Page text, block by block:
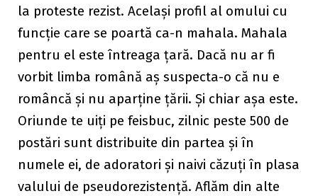
la proteste rezist. Același profil al omului cu
funcție care se poartă ca-n mahala. Mahala
pentru el este întreaga țară. Dacă nu ar fi
vorbit limba română aș suspecta-o că nu e
româncă și nu aparține țării. Și chiar așa este.
Oriunde te uiți pe feisbuc, zilnic peste 500 de
postări sunt distribuite din partea și în
numele ei, de adoratori și naivi căzuți în plasa
valului de pseudorezistență. Aflăm din alte